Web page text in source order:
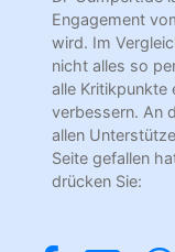
Engagement
wird. Im
nicht alles so
alle Kritikpunkte
verbessern. An
allen
Seite gefallen
drücken Sie: